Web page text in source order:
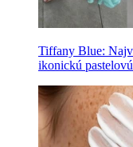
Tiffany Blue:
ikonickú